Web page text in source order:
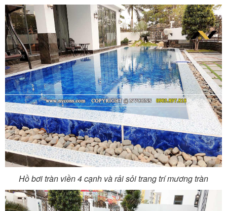
Hồ bơi tràn viền 4 cạnh và rải sỏi trang trí mương tràn